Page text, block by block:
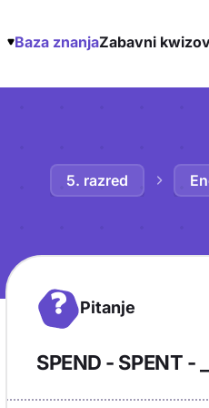
Baza znanjaZabavni
5. razred
? Pitanje
SPEND - SPENT -